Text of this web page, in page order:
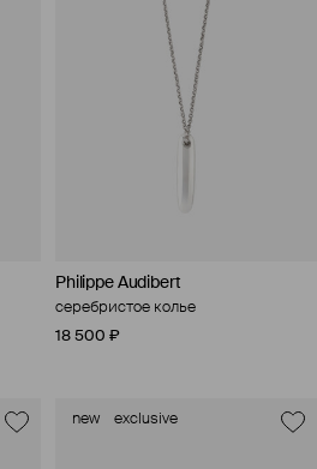
Philippe Audibert
серебристое колье
18 500 ₽
new exclusive